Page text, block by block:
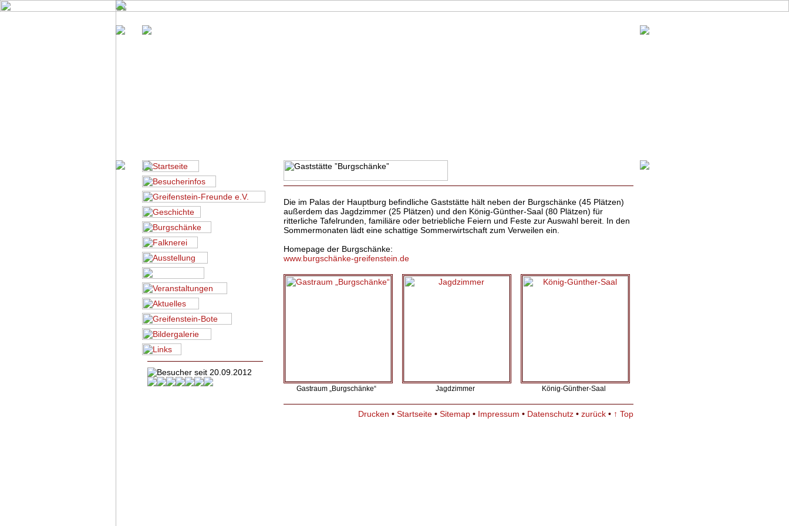
Die im Palas der Hauptburg befindliche Gaststätte hält neben der Burgschänke (45 Plätzen)
außerdem das Jagdzimmer (25 Plätzen) und den König-Günther-Saal (80 Plätzen) für
ritterliche Tafelrunden, familiäre oder betriebliche Feiern und Feste zur Auswahl bereit. In den
Sommermonaten lädt eine schattige Sommerwirtschaft zum Verweilen ein.
Homepage der Burgschänke:
www.burgschänke-greifenstein.de
Gastraum „Burgschänke“ Jagdzimmer König-Günther-Saal
Drucken • Startseite • Sitemap • Impressum • Datenschutz • zurück • ↑ Top